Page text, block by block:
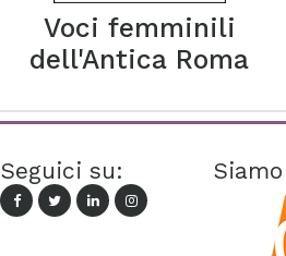
Voci femminili
dell'Antica Roma
Seguici su: